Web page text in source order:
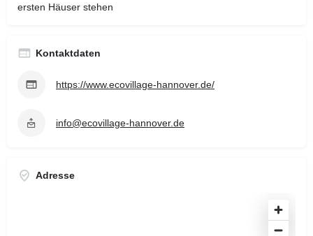
ersten Häuser stehen
Kontaktdaten
https://www.ecovillage-hannover.de/
info@ecovillage-hannover.de
Adresse